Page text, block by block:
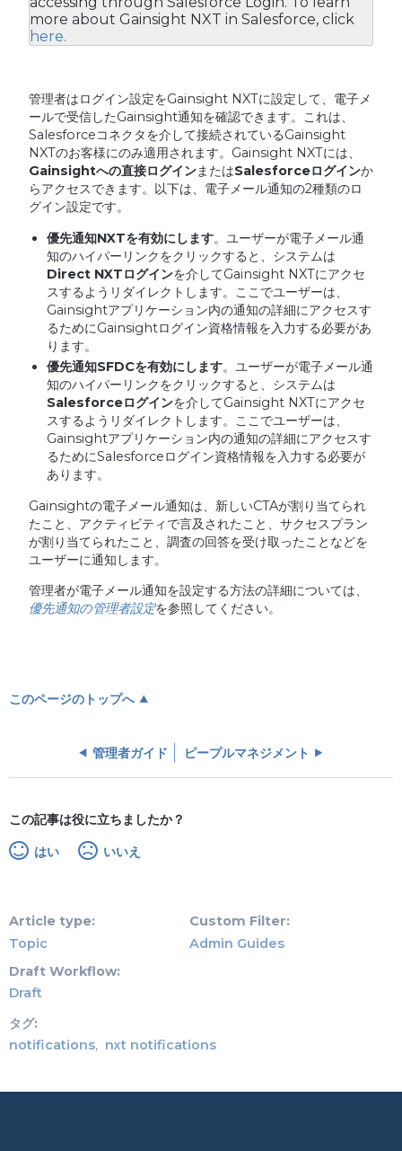
more about Gainsight NXT in Salesforce, click
here.
管理者はログイン設定をGainsight NXTに設定して、電子メ
ールで受信したGainsight通知を確認できます。これは、
Salesforceコネクタを介して接続されているGainsight
NXTのお客様にのみ適用されます。Gainsight NXTには、
Gainsightへの直接ログインまたはSalesforceログインか
らアクセスできます。以下は、電子メール通知の2種類のロ
グイン設定です。
優先通知NXTを有効にします。ユーザーが電子メール通
知のハイパーリンクをクリックすると、システムは
Direct NXTログインを介してGainsight NXTにアクセ
スするようリダイレクトします。ここでユーザーは、
Gainsightアプリケーション内の通知の詳細にアクセスす
るためにGainsightログイン資格情報を入力する必要があ
ります。
優先通知SFDCを有効にします。ユーザーが電子メール通
知のハイパーリンクをクリックすると、システムは
Salesforceログインを介してGainsight NXTにアクセ
スするようリダイレクトします。ここでユーザーは、
Gainsightアプリケーション内の通知の詳細にアクセスす
るためにSalesforceログイン資格情報を入力する必要が
あります。
Gainsightの電子メール通知は、新しいCTAが割り当てられ
たこと、アクティビティで言及されたこと、サクセスプラン
が割り当てられたこと、調査の回答を受け取ったことなどを
ユーザーに通知します。
管理者が電子メール通知を設定する方法の詳細については、
優先通知の管理者設定を参照してください。
このページのトップへ
管理者ガイド ピープルマネジメント
この記事は役に立ちましたか？
はい いいえ
Article type
Topic
Custom Filter
Admin Guides
Draft Workflow
Draft
タグ
notifications
nxt notifications